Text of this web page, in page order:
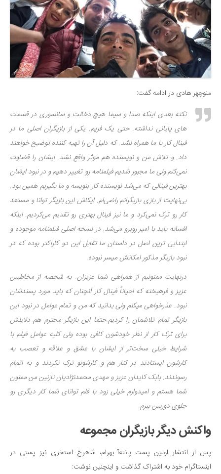
منوچهر هادی در ادامه گفت:
نکته بعدی اینکه صدا و سیما هیچ دخالت و سانسوری در قسمت
های پایانی نداشته. حتی یک فریم. یکی از بازیگران اصلی ما در
فینال کار با ما همراه نشد. که دلیل آن را تهیه کننده توضیح خواهند
داد. و تلاش من و نویسنده هم موثر واقع نشد. ایشان را قضاوت
نمی‌کنم ولی ما مجبور شدیم فیلمنامه رو تغییر دهیم و در نبود ایشان
بهترین فینالی که می‌شد نویسنده کار بنویسه و ما بگیریم همین بود.
بی‌نهایت از بازی بازیگرانم راضی‌ام. ایکاش این بازیگر توانا و مستعد
کار رو ترک نمی‌کرد و ما نیز فینال بهتری رو تقدیم می‌کردیم. اینکه
افسانه باید با امیر روبرو می‌شد. در نسخه اصلی فیلمنامه موجوده و
ابتدایی ترین اصل در داستان ما تقابل این دو کاراکتر بوده که در
نبود بازیگر مذکور امکانش میسر نبوده.
درنهایت ممنونیم از همراهی شما عزیزان. به شخصه از مخاطبین
عزیز و فرهیخته که احیاناً فینال کار آنچنان که باید مورد پسندشان
نبود. عذرخواهی میکنم ولی بدانید که من و تمام عوامل در نبود این
بازیگر تمام تلاشمان را کردیم.حتما این بازیگر محترم هم دلایلش
برای ترک کار از نظر خودشون کافی بوده ولی کلیه عوامل فیلم با
شرایط خیلی سخت‌تر از ایشان با عشق و علاقه و تعصب به
کارشون ایستادند در کنار هم و کارشونو ترک نکردند و به اتمام
رسوندند. بابک کایدان عزیز و مهدی محمدنژادیان نازنین من ممنون
شما هستم و امیدوارم خیلی زود با قلم توانای شما کار دیگری رو
جلوی دوربین ببرم.
واکنش دیگر بازیگران مجموعه
پس از انتشار اولین پست پانته‌آ بهرام، شاهرخ استخری نیز پستی در
اینستاگرام خود به اشتراک گذاشت و اینچنین نوشت: